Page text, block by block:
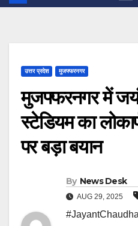
उत्तर प्रदेश मुजफ्फरनगर
मुजफ्फरनगर में
स्टेडियम का
पर बड़ा बयान
By News Desk
AUG 29, 2025